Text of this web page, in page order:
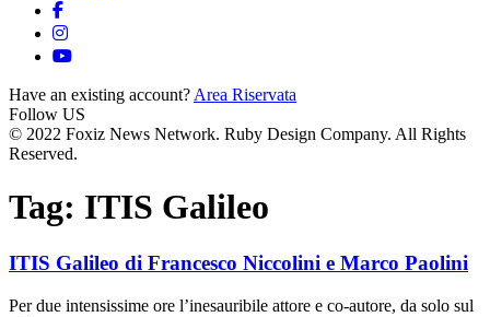
Have an existing account? Area Riservata
Follow US
© 2022 Foxiz News Network. Ruby Design Company. All Rights
Reserved.
Tag: ITIS Galileo
ITIS Galileo di Francesco Niccolini e Marco Paolini
Per due intensissime ore l’inesauribile attore e co-autore, da solo sul